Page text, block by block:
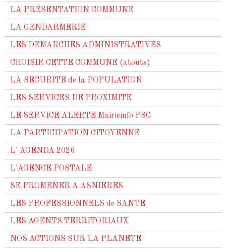
LA PRÉSENTATION COMMUNE
LA GENDARMERIE
LES DEMARCHES ADMINISTRATIVES
CHOISIR CETTE COMMUNE (atouts)
LA SECURITE de la POPULATION
LES SERVICES DE PROXIMITE
LE SERVICE ALERTE Mairieinfo PSC
LA PARTICIPATION CITOYENNE
L' AGENDA 2026
L'AGENCE POSTALE
SE PROMENER A ASNIERES
LES PROFESSIONNELS de SANTE
LES AGENTS TERRITORIAUX
NOS ACTIONS SUR LA PLANETE